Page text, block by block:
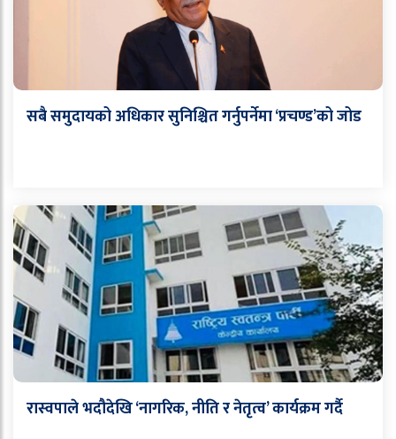
सबै समुदायको अधिकार सुनिश्चित गर्नुपर्नेमा ‘प्रचण्ड’को जोड
रास्वपाले भदौदेखि ‘नागरिक, नीति र नेतृत्व’ कार्यक्रम गर्दै